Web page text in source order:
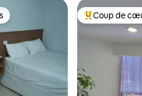
Coups de
Coup de